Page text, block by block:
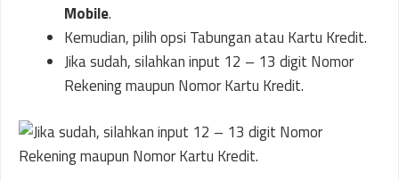
Mobile.
Kemudian, pilih opsi Tabungan atau Kartu Kredit.
Jika sudah, silahkan input 12 – 13 digit Nomor
Rekening maupun Nomor Kartu Kredit.